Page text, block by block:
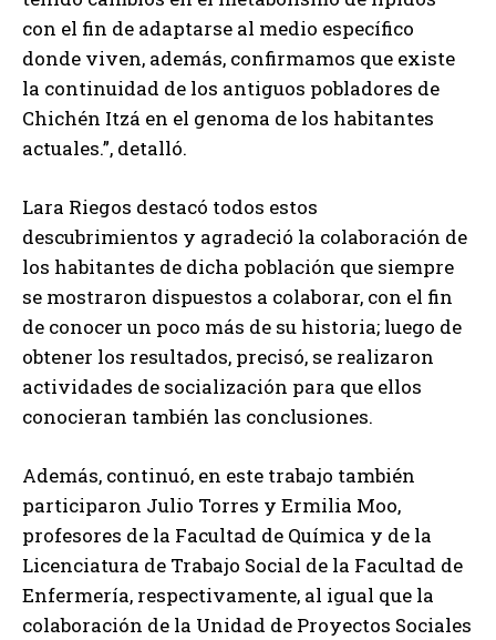
con el fin de adaptarse al medio específico
donde viven, además, confirmamos que existe
la continuidad de los antiguos pobladores de
Chichén Itzá en el genoma de los habitantes
actuales.”, detalló.
Lara Riegos destacó todos estos
descubrimientos y agradeció la colaboración de
los habitantes de dicha población que siempre
se mostraron dispuestos a colaborar, con el fin
de conocer un poco más de su historia; luego de
obtener los resultados, precisó, se realizaron
actividades de socialización para que ellos
conocieran también las conclusiones.
Además, continuó, en este trabajo también
participaron Julio Torres y Ermilia Moo,
profesores de la Facultad de Química y de la
Licenciatura de Trabajo Social de la Facultad de
Enfermería, respectivamente, al igual que la
colaboración de la Unidad de Proyectos Sociales